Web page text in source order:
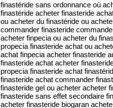
finastéride sans ordonnance où
finastéride acheter finasteride
ou acheter du finastéride ou
commander finasteride
acheter finpecia ou acheter du
propecia finasteride achat ou
achat finpecia acheter finasteride
finasteride achat acheter
propecia finasteride achat
finasteride achat commander
finasteride gel ou acheter acheter
finasteride sans effet secondaire
acheter finasteride biogaran